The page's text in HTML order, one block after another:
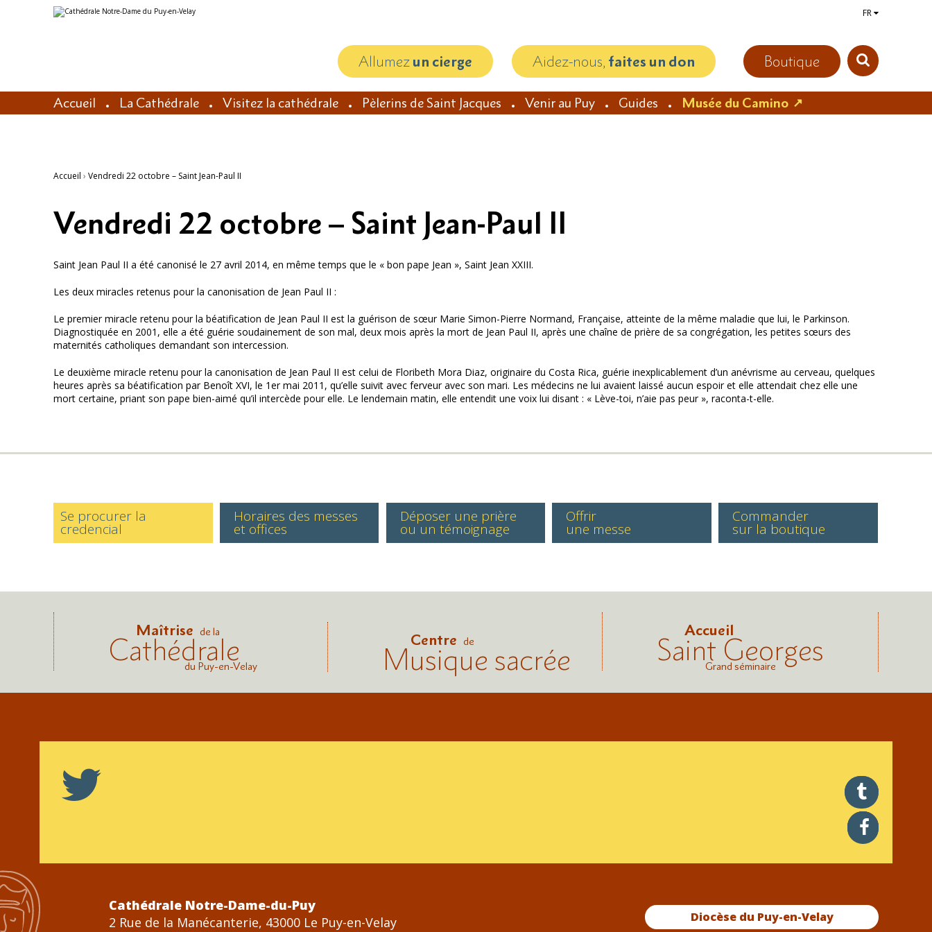
Aller
au
Outils
personnels
FR
Boutique
Allumezun cierge Aidez-nous, faites un don
Accueil La Cathédrale Visitez la cathédrale Pèlerins de Saint Jacques Venir au Puy Guides Musée du Camino
Accueil › Vendredi 22 octobre – Saint Jean-Paul II
Vendredi 22 octobre – Saint Jean-Paul II
Saint Jean Paul II a été canonisé le 27 avril 2014, en même temps que le « bon pape Jean », Saint Jean XXIII.
Les deux miracles retenus pour la canonisation de Jean Paul II :
Le premier miracle retenu pour la béatification de Jean Paul II est la guérison de sœur Marie Simon-Pierre Normand, Française, atteinte de la même maladie que lui, le Parkinson.
Diagnostiquée en 2001, elle a été guérie soudainement de son mal, deux mois après la mort de Jean Paul II, après une chaîne de prière de sa congrégation, les petites sœurs des
maternités catholiques demandant son intercession.
Le deuxième miracle retenu pour la canonisation de Jean Paul II est celui de Floribeth Mora Diaz, originaire du Costa Rica, guérie inexplicablement d’un anévrisme au cerveau, quelques
heures après sa béatification par Benoît XVI, le 1er mai 2011, qu’elle suivit avec ferveur avec son mari. Les médecins ne lui avaient laissé aucun espoir et elle attendait chez elle une
mort certaine, priant son pape bien-aimé qu’il intercède pour elle. Le lendemain matin, elle entendit une voix lui disant : « Lève-toi, n’aie pas peur », raconta-t-elle.
Se procurer la
credencial
Horaires des messes
et offices
Déposer une prière
ou un témoignage
Offrir
une messe
Commander
sur la boutique
Maîtrise de la
Cathédrale
du Puy-en-Velay
Centre de
Musique sacrée
Accueil
Saint Georges
Grand séminaire
twitter
facebook
Diocèse du Puy-en-Velay
Cathédrale Notre-Dame-du-Puy
2 Rue de la Manécanterie, 43000 Le Puy-en-Velay